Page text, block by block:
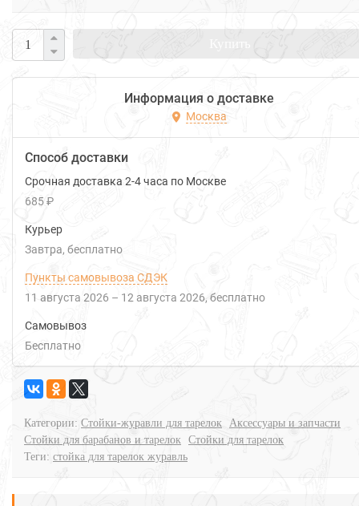
Купить
Информация о доставке
Москва
Способ доставки
Срочная доставка 2-4 часа по Москве
685 ₽
Курьер
Завтра
Бесплатно
Пункты самовывоза СДЭК
11 августа 2026 – 12 августа 2026 Бесплатно
Самовывоз
Бесплатно
Категории: Стойки-журавли для тарелок Аксессуары и запчасти
Стойки для барабанов и тарелок Стойки для тарелок
Теги: стойка для тарелок журавль